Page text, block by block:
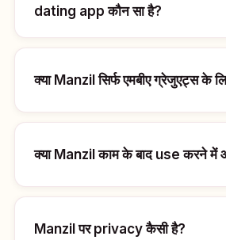
dating app कौन सा है?
क्या Manzil सिर्फ एमबीए ग्रेजुएट्स के
क्या Manzil काम के बाद use करने में
Manzil पर privacy कैसी है?